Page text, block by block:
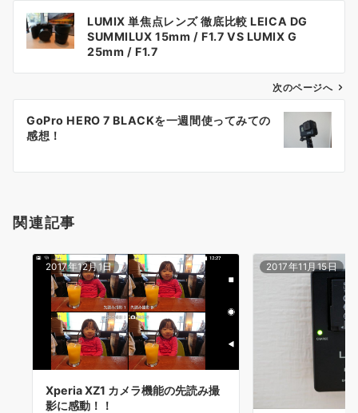
ン
LUMIX 単焦点レンズ 徹底比較 LEICA DG
SUMMILUX 15mm / F1.7 VS LUMIX G
25mm / F1.7
次のページへ
GoPro HERO 7 BLACKを一週間使ってみての
感想！
関連記事
2017年12月1日
Xperia XZ1 カメラ機能の先読み撮
影に感動！！
2017年11月15日